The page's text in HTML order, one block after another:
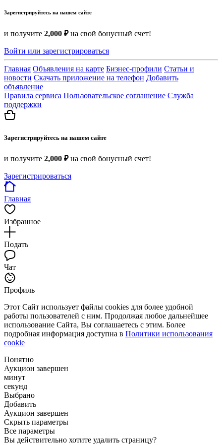
Зарегистрируйтесь на нашем сайте
и получите 2,000 ₽на свой бонусный счет!
Войти или зарегистрироваться
Главная Объявления на карте Бизнес-профили Статьи и
новости Скачать приложение на телефон Добавить
объявление
Правила сервиса Пользовательское соглашение Служба
поддержки
Зарегистрируйтесь на нашем сайте
и получите 2,000 ₽на свой бонусный счет!
Зарегистрироваться
Главная
Избранное
Подать
Чат
Профиль
Этот Сайт использует файлы cookies для более удобной
работы пользователей с ним. Продолжая любое дальнейшее
использование Сайта, Вы соглашаетесь с этим. Более
подробная информация доступна в Политики использования
cookie
Понятно
Аукцион завершен
минут
секунд
Выбрано
Добавить
Аукцион завершен
Скрыть параметры
Все параметры
Вы действительно хотите удалить страницу?